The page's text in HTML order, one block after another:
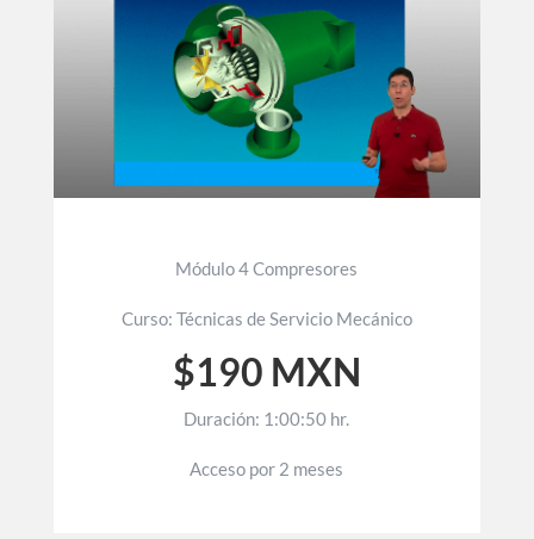
Módulo 4 Compresores
Curso: Técnicas de Servicio Mecánico
$190 MXN
Duración: 1:00:50 hr.
Acceso por 2 meses